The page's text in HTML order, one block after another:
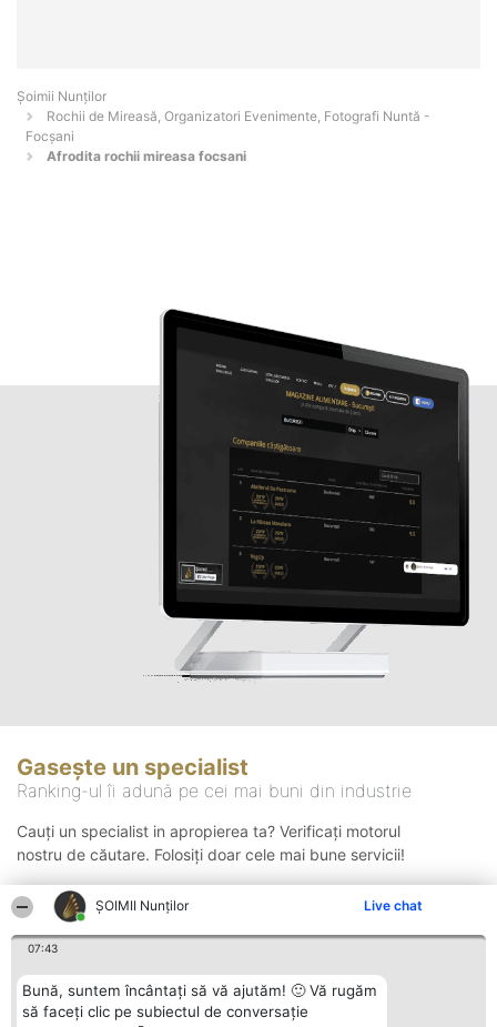
ȘOIMII Nunților Live chat
07:43
Bună, suntem încântați să vă ajutăm! 🙂 Vă rugăm
să faceți clic pe subiectul de conversație
Șoimii Nunților
Rochii de Mireasă, Organizatori Evenimente, Fotografi Nuntă -
Focşani
Afrodita rochii mireasa focsani
Gasește un specialist
Ranking-ul îi adună pe cei mai buni din industrie
Cauți un specialist in apropierea ta? Verificați motorul
nostru de căutare. Folosiți doar cele mai bune servicii!